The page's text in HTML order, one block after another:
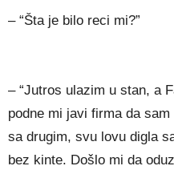
– “Šta je bilo reci mi?”
– “Jutros ulazim u stan, a
podne mi javi firma da
sa drugim, svu lovu digla
bez kinte. Došlo mi da